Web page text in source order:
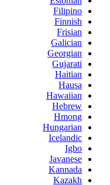
Filipino
Finnish
Frisian
Galician
Georgian
Gujarati
Haitian
Hausa
Hawaiian
Hebrew
Hmong
Hungarian
Icelandic
Igbo
Javanese
Kannada
Kazakh